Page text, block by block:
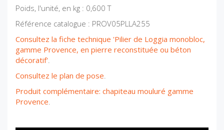
Poids, l'unité, en kg : 0,600 T
Référence catalogue : PROV05PLLA255
Consultez la fiche technique 'Pilier de Loggia monobloc,
gamme Provence, en pierre reconstituée ou béton
décoratif'.
Consultez le plan de pose.
Produit complémentaire: chapiteau mouluré gamme
Provence.